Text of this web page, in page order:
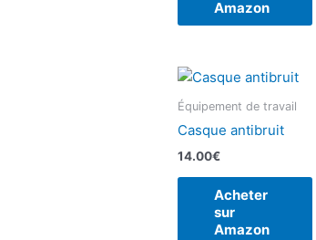
Amazon
Équipement de travail
Casque antibruit
14.00€
Acheter
sur
Amazon